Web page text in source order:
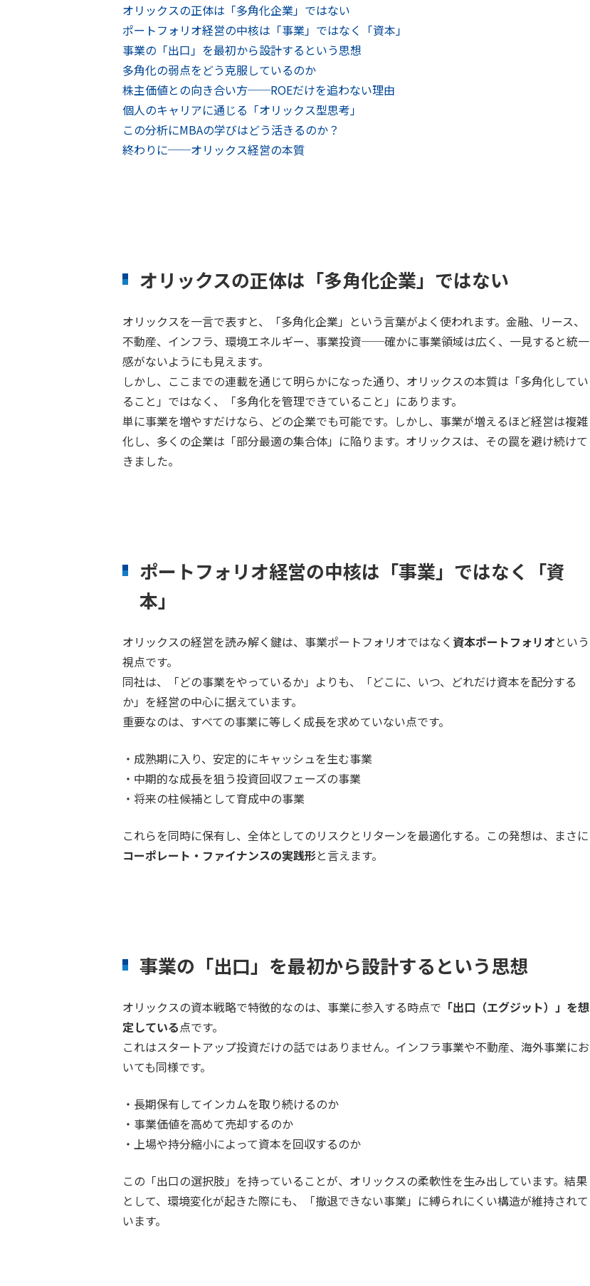
オリックスの正体は「多角化企業」ではない
ポートフォリオ経営の中核は「事業」ではなく「資本」
事業の「出口」を最初から設計するという思想
多角化の弱点をどう克服しているのか
株主価値との向き合い方──ROEだけを追わない理由
個人のキャリアに通じる「オリックス型思考」
この分析にMBAの学びはどう活きるのか？
終わりに──オリックス経営の本質
オリックスの正体は「多角化企業」ではない
オリックスを一言で表すと、「多角化企業」という言葉がよく使われます。金融、リース、
不動産、インフラ、環境エネルギー、事業投資──確かに事業領域は広く、一見すると統一
感がないようにも見えます。
しかし、ここまでの連載を通じて明らかになった通り、オリックスの本質は「多角化してい
ること」ではなく、「多角化を管理できていること」にあります。
単に事業を増やすだけなら、どの企業でも可能です。しかし、事業が増えるほど経営は複雑
化し、多くの企業は「部分最適の集合体」に陥ります。オリックスは、その罠を避け続けて
きました。
ポートフォリオ経営の中核は「事業」ではなく「資
本」
オリックスの経営を読み解く鍵は、事業ポートフォリオではなく 資本ポートフォリオという
視点です。
同社は、「どの事業をやっているか」よりも、「どこに、いつ、どれだけ資本を配分する
か」を経営の中心に据えています。
重要なのは、すべての事業に等しく成長を求めていない点です。
・成熟期に入り、安定的にキャッシュを生む事業
・中期的な成長を狙う投資回収フェーズの事業
・将来の柱候補として育成中の事業
これらを同時に保有し、全体としてのリスクとリターンを最適化する。この発想は、まさに
コーポレート・ファイナンスの実践形と言えます。
事業の「出口」を最初から設計するという思想
オリックスの資本戦略で特徴的なのは、事業に参入する時点で 「出口（エグジット）」を想
定している点です。
これはスタートアップ投資だけの話ではありません。インフラ事業や不動産、海外事業にお
いても同様です。
・長期保有してインカムを取り続けるのか
・事業価値を高めて売却するのか
・上場や持分縮小によって資本を回収するのか
この「出口の選択肢」を持っていることが、オリックスの柔軟性を生み出しています。結果
として、環境変化が起きた際にも、「撤退できない事業」に縛られにくい構造が維持されて
います。